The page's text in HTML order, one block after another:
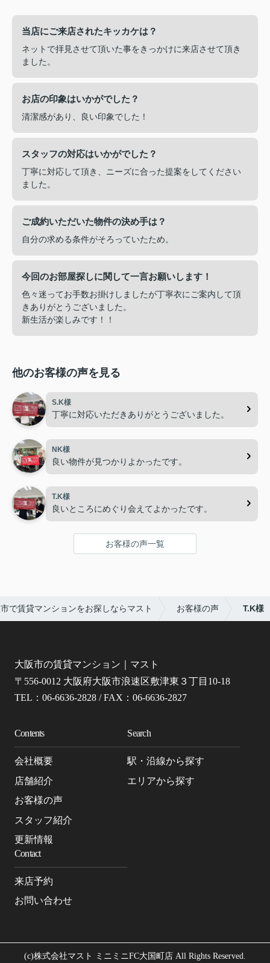
当店にご来店されたキッカケは？
ネットで拝見させて頂いた事をきっかけに来店させて頂き
ました。
お店の印象はいかがでした？
清潔感があり、良い印象でした！
スタッフの対応はいかがでした？
丁寧に対応して頂き、ニーズに合った提案をしてください
ました。
ご成約いただいた物件の決め手は？
自分の求める条件がそろっていたため。
今回のお部屋探しに関して一言お願いします！
色々迷ってお手数お掛けしましたが丁寧衣にご案内して頂
きありがとうございました。
新生活が楽しみです！！
他のお客様の声を見る
S.K様
丁寧に対応いただきありがとうございました。
NK様
良い物件が見つかりよかったです。
T.K様
良いところにめぐり会えてよかったです。
お客様の声一覧
で賃貸マンションをお探しならマスト お客様の声 T.K様
大阪市の賃貸マンション｜マスト
〒556-0012 大阪府大阪市浪速区敷津東３丁目10-18
TEL：06-6636-2828 / FAX：06-6636-2827
Contents
会社概要
店舗紹介
お客様の声
スタッフ紹介
更新情報
Search
駅・沿線から探す
エリアから探す
Contact
来店予約
お問い合わせ
(c)株式会社マスト ミニミニFC大国町店 All Rights Reserved.